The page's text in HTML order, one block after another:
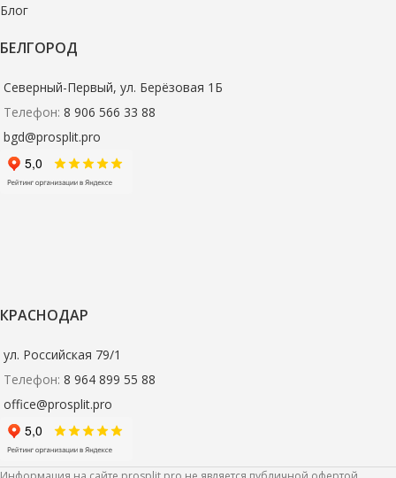
Блог
БЕЛГОРОД
Северный-Первый, ул. Берёзовая 1Б
Телефон: 8 906 566 33 88
bgd@prosplit.pro
КРАСНОДАР
ул. Российская 79/1
Телефон: 8 964 899 55 88
office@prosplit.pro